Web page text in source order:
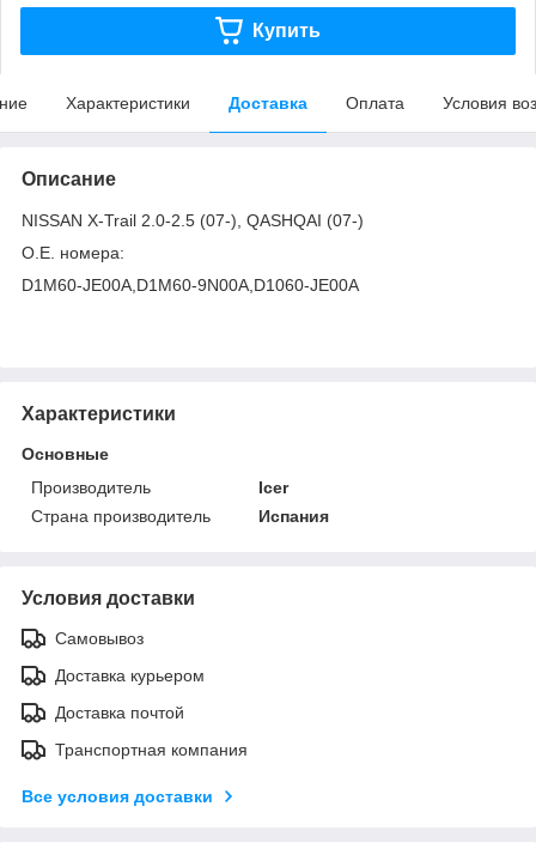
Купить
Характеристики Доставка Оплата Условия
Описание
NISSAN X-Trail 2.0-2.5 (07-), QASHQAI (07-)
O.E. номера:
D1M60-JE00A,D1M60-9N00A,D1060-JE00A
Характеристики
Основные
Производитель
Icer
Страна производитель
Испания
Условия доставки
Самовывоз
Доставка курьером
Доставка почтой
Транспортная компания
Все условия доставки